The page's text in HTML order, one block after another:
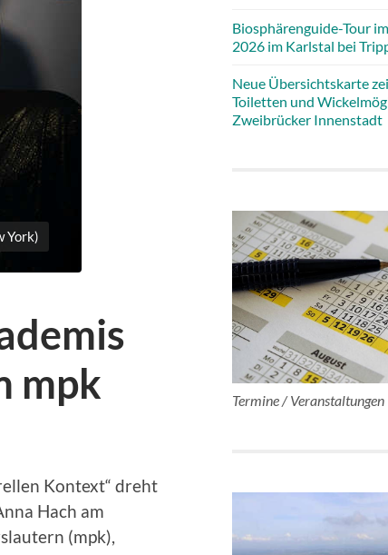
York)
mpk
Kontext“ dreht
Hach am
(mpk),
Biosphärenguide-Tour
2026 im Karlstal bei
Neue Übersichtskarte
Toiletten und
Zweibrücker Innenstadt
Termine / Veranstaltungen